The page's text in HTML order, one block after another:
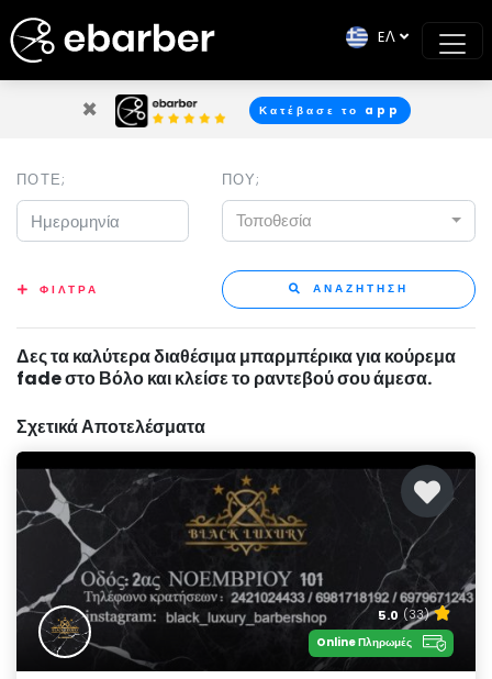
× Κατέβασε το app
EΛ
ΠΟΤΕ; ΠΟΥ;
Τοποθεσία
ΦΙΛΤΡΑ ΑΝΑΖΗΤΗΣΗ
Δες τα καλύτερα διαθέσιμα μπαρμπέρικα για κούρεμα
fade στο Βόλο και κλείσε το ραντεβού σου άμεσα.
Σχετικά Αποτελέσματα
5.0 (33)
Online Πληρωμές